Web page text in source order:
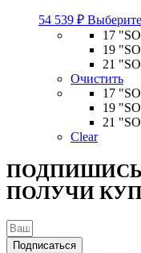
54 539 ₽
17 "SO
19 "SO
21 "SO
Очистить
17 "SO
19 "SO
21 "SO
Clear
ПОЛУЧИ
Подписаться